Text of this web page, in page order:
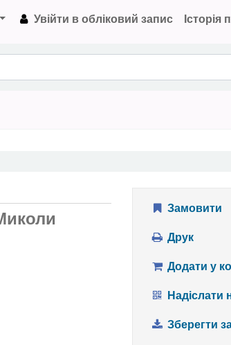
Увійти в обліковий запис Історія
Замовити
Друк
Додати у
Надіслати
Зберегти